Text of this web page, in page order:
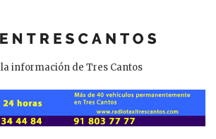
información de Tres Cantos